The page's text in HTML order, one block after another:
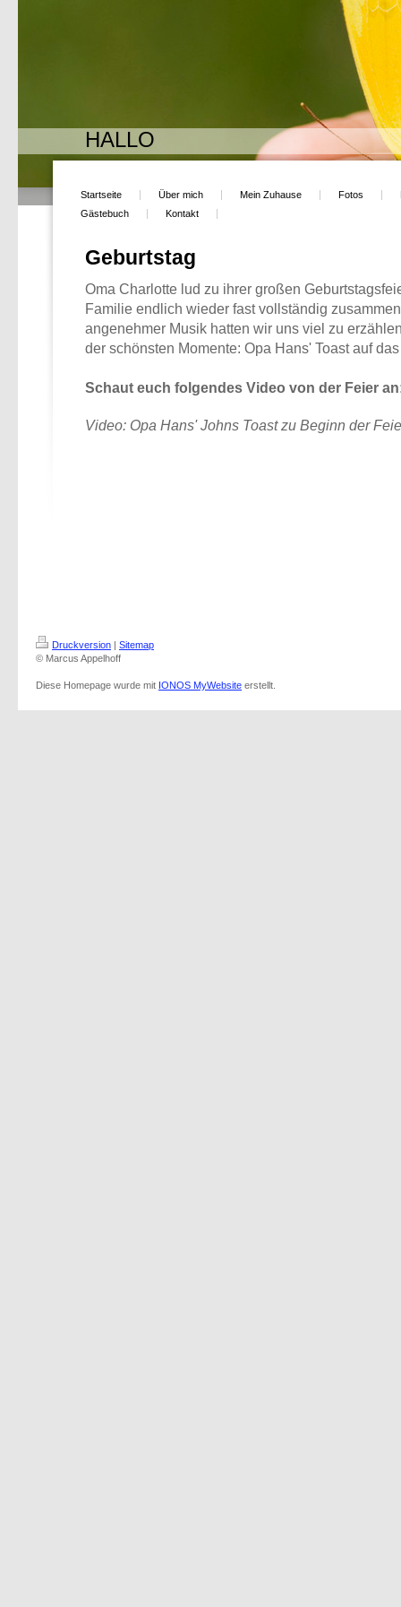
HALLO
Startseite Über mich Mein Zuhause Fotos
Gästebuch
Kontakt
Geburtstag
Oma Charlotte lud zu ihrer großen
Familie endlich wieder fast vollständig
angenehmer Musik hatten wir uns viel zu
der schönsten Momente: Opa Hans' Toast auf
Schaut euch folgendes Video von der Feier
Video: Opa Hans' Johns Toast zu Beginn der
Druckversion | Sitemap
© Marcus Appelhoff
Diese Homepage wurde mit IONOS MyWebsite erstellt.